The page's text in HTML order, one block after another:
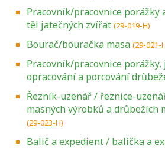
Pracovník/pracovnice porážky
těl jatečných zvířat (29-019-H)
Bourač/bouračka masa (29-021-
Pracovník/pracovnice porážky,
opracování a porcování
Řezník-uzenář / řeznice-
masných výrobků a drůbežích
(29-023-H)
Balič a expedient / balička a